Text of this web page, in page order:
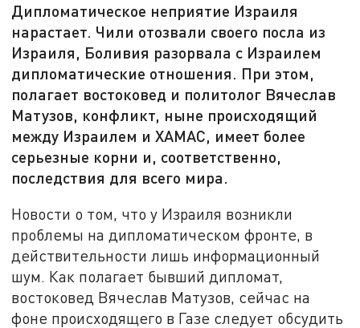
Дипломатическое неприятие Израиля
нарастает. Чили отозвали своего посла из
Израиля, Боливия разорвала с Израилем
дипломатические отношения. При этом,
полагает востоковед и политолог Вячеслав
Матузов, конфликт, ныне происходящий
между Израилем и ХАМАС, имеет более
серьезные корни и, соответственно,
последствия для всего мира.
Новости о том, что у Израиля возникли
проблемы на дипломатическом фронте, в
действительности лишь информационный
шум. Как полагает бывший дипломат,
востоковед Вячеслав Матузов, сейчас на
фоне происходящего в Газе следует обсудить